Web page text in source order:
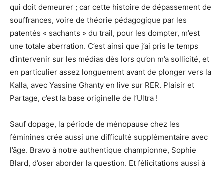
qui doit demeurer ; car cette histoire de dépassement de
souffrances, voire de théorie pédagogique par les
patentés « sachants » du trail, pour les dompter, m’est
une totale aberration. C’est ainsi que j’ai pris le temps
d’intervenir sur les médias dès lors qu’on m’a sollicité, et
en particulier assez longuement avant de plonger vers la
Kalla, avec Yassine Ghanty en live sur RER. Plaisir et
Partage, c’est la base originelle de l’Ultra !
Sauf dopage, la période de ménopause chez les
féminines crée aussi une difficulté supplémentaire avec
l’âge. Bravo à notre authentique championne, Sophie
Blard, d’oser aborder la question. Et félicitations aussi à